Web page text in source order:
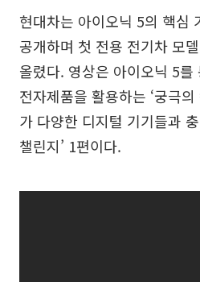
현대차는 아이오닉 5의 핵심
공개하며 첫 전용 전기차 모
올렸다. 영상은 아이오닉 5
전자제품을 활용하는 ‘궁극
가 다양한 디지털 기기들과
챌린지’ 1편이다.